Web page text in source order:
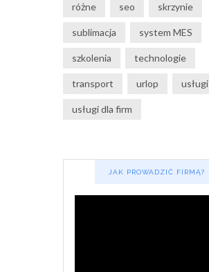
różne seo skrzynie
sublimacja system MES
szkolenia technologie
transport urlop usługi
usługi dla firm
JAK PROWADZIĆ FIRMĄ?